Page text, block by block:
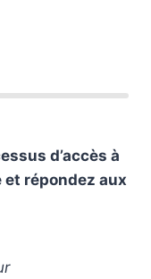
d’accès à
répondez aux